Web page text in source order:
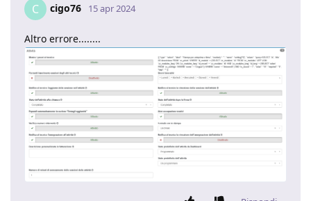
C cigo76 15 apr 2024
Altro errore........